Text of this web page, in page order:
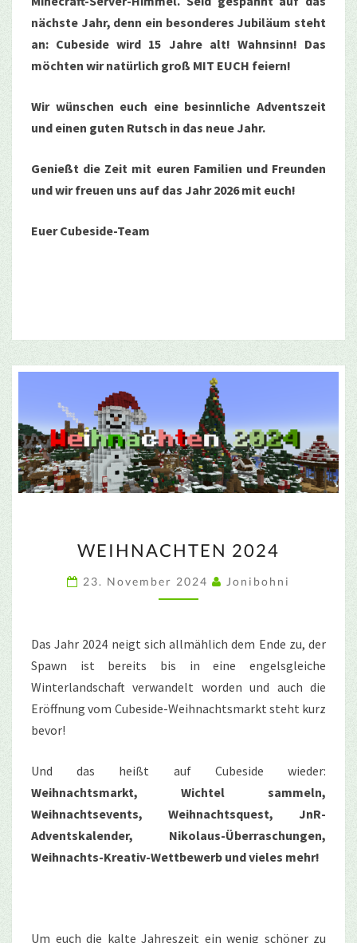
nächste Jahr, denn ein besonderes Jubiläum steht
an: Cubeside wird 15 Jahre alt! Wahnsinn! Das
möchten wir natürlich groß MIT EUCH feiern!
Wir wünschen euch eine besinnliche Adventszeit
und einen guten Rutsch in das neue Jahr.
Genießt die Zeit mit euren Familien und Freunden
und wir freuen uns auf das Jahr 2026 mit euch!
Euer Cubeside-Team
2024
WEIHNACHTEN 2024
23. November 2024 Jonibohni
Das Jahr 2024 neigt sich allmählich dem Ende zu, der
Spawn ist bereits bis in eine engelsgleiche
Winterlandschaft verwandelt worden und auch die
Eröffnung vom Cubeside-Weihnachtsmarkt steht kurz
bevor!
Und das heißt auf Cubeside wieder:
Weihnachtsmarkt, Wichtel sammeln,
Weihnachtsevents, Weihnachtsquest, JnR-
Adventskalender, Nikolaus-Überraschungen,
Weihnachts-Kreativ-Wettbewerb und vieles mehr!
Um euch die kalte Jahreszeit ein wenig schöner zu